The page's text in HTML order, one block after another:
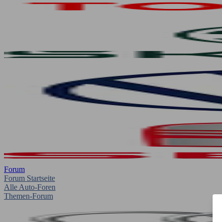
Forum
Forum Startseite
Alle Auto-Foren
Themen-Forum